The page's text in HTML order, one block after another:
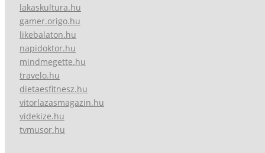
lakaskultura.hu
gamer.origo.hu
likebalaton.hu
napidoktor.hu
mindmegette.hu
travelo.hu
dietaesfitnesz.hu
vitorlazasmagazin.hu
videkize.hu
tvmusor.hu